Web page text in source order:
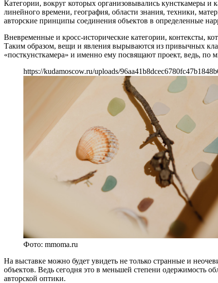
Категории, вокруг которых организовывались кунсткамеры
линейного времени, география, области знания, техники,
авторские принципы соединения объектов в определенные
Вневременные и кросс-исторические категории, контексты,
Таким образом, вещи и явления вырываются из привычных
«посткунсткамера» и именно ему посвящают проект, ведь,
https://kudamoscow.ru/uploads/
Фото: mmoma.ru
На выставке можно будет увидеть не только странные и
объектов. Ведь сегодня это в меньшей степени одержимость
авторской оптики.